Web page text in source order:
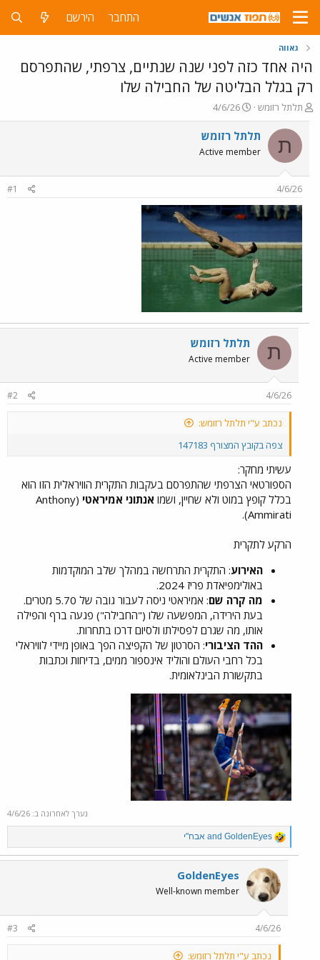
התחבר הירשם
גאווה
היה אחד כזה לפני שנה שנתיים, צרפתי, שהתפרסם
רק בגלל הבליטה של החבילה שלו
פ
ו
ת
ח
ה
ו
ש
א
תלתל רזומש
פ
ו
ר
ם
ר
י
4/6/26
ת תלתל רזומש
Active member
4/6/26
#1
ת תלתל רזומש
Active member
4/6/26
#2
נכתב ע"י תלתל רזומש:
צפה בקובץ המצורף 147183
עשיתי מחקר:
הספורטאי הצרפתי שהתפרסם בעקבות התקרית הוויראלית הזו הוא
בכלל קופץ במוט ולא שחיין, ושמו אנתוני אמיראטי (Anthony
Ammirati).
הרקע לתקרית
האירוע: התקרית התרחשה במהלך שלב המוקדמות
באולימפיאדת פריז 2024.
מה קרה שם
: אמיראטי ניסה לעבור גובה של 5.70 מטרים.
בעת הירידה, המפשעה שלו ("החבילה") פגעה ברף והפילה
אותו, מה שגרם לפסילתו ולסיום דרכו בתחרות.
ההד הציבורי: הסרטון של הקפיצה הפך באופן מיידי לוויראלי
בכל רחבי העולם והוליד אינספור ממים, בדיחות וכתבות
בתקשורת הבינלאומית.
נערך לאחרונה ב: 4/6/26
R
e
a
c
t
i
o
n
s
GoldenEyes אבח"י
GoldenEyes
Well-known member
4/6/26
#3
נכתב ע"י תלתל רזומש: